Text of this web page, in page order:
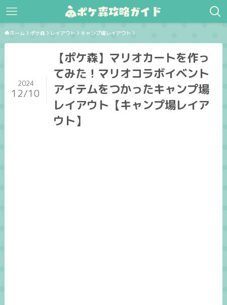
ホーム ポケ森 レイアウト キャンプ場レイアウト
【ポケ森】マリオカートを作っ
てみた！マリオコラボイベント
アイテムをつかったキャンプ場
レイアウト【キャンプ場レイア
ウト】
2024
12/10